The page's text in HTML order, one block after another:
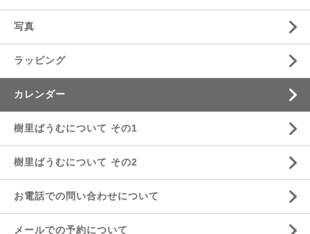
写真
ラッピング
カレンダー
樹里ばうむについて その1
樹里ばうむについて その2
お電話での問い合わせについて
メールでの予約について